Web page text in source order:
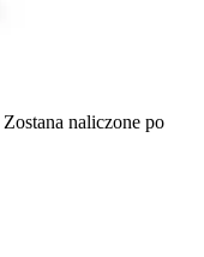
Zostana naliczone po